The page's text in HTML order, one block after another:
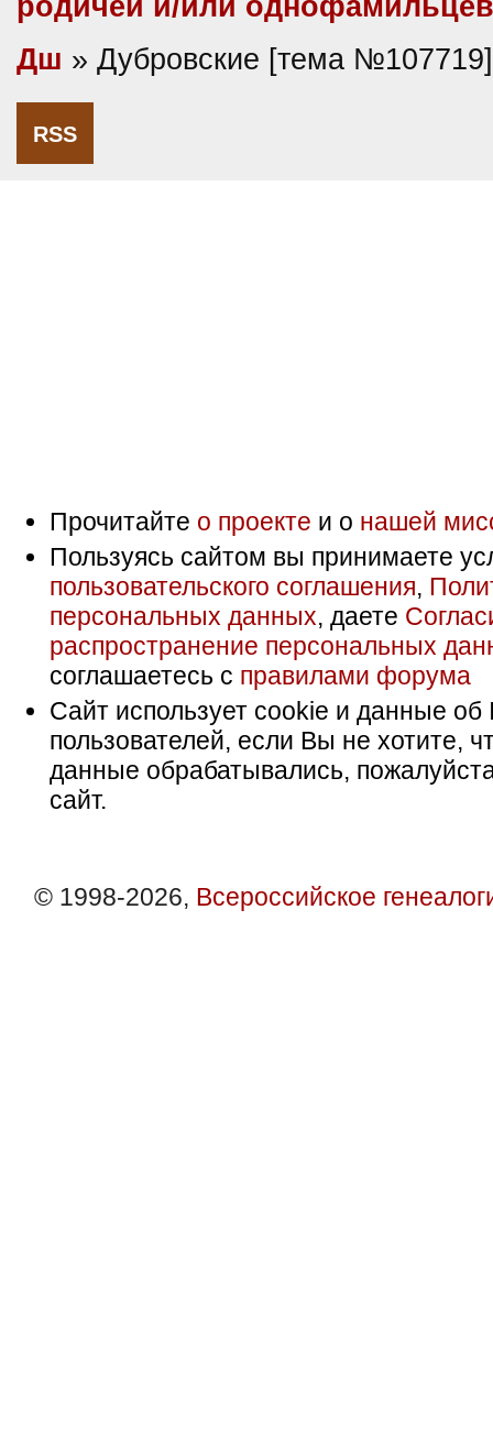
родичей и/или однофамильцев
Дш » Дубровские [тема №107719]
RSS
Прочитайте о проекте и о нашей
Пользуясь сайтом вы принимаете
пользовательского соглашения,
персональных данных, даете
распространение персональных
соглашаетесь с правилами форума
Сайт использует cookie и данные об
пользователей, если Вы не хотите,
данные обрабатывались,
сайт.
© 1998-2026, Всероссийское